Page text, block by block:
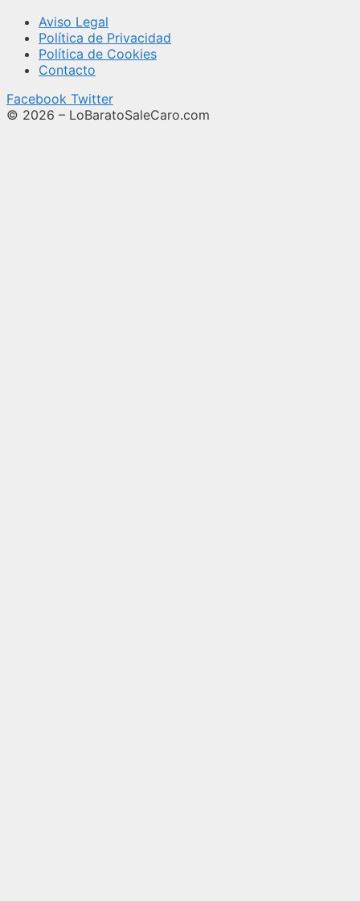
Aviso Legal
Política de Privacidad
Política de Cookies
Contacto
Facebook Twitter
© 2026 – LoBaratoSaleCaro.com